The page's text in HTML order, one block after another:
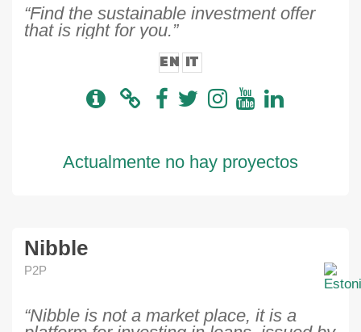
“Find the sustainable investment offer
that is right for you.”
EN IT
Actualmente no hay proyectos
Nibble
P2P
“Nibble is not a market place, it is a